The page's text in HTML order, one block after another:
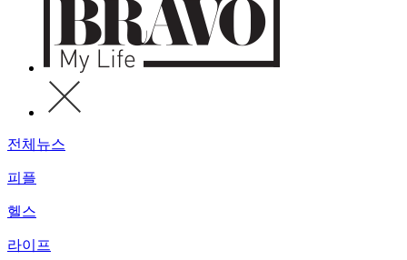
전체뉴스
피플
헬스
라이프